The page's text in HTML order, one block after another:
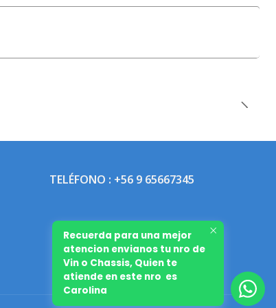
TELÉFONO : +56 9 65667345
Recuerda para una mejor
atencion envianos tu nro de
Vin o Chassis, Quien te
atiende en este nro es
Carolina